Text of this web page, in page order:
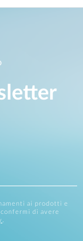
ai prodotti e
di avere
.